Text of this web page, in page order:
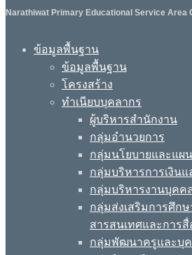
Narathiwat Primary Educational Service Area
ข้อมูลพื้นฐาน
ข้อมูลพื้นฐาน
โครงสร้าง
ทำเนียบบุคลากร
ผู้บริหารสำนักงาน
กลุ่มอำนวยการ
กลุ่มนโยบายและแผน
กลุ่มบริหารการเงิน
กลุ่มบริหารงานบุคค
กลุ่มส่งเสริมการศึก
สารสนเทศและการสื่
กลุ่มพัฒนาครูและบุค